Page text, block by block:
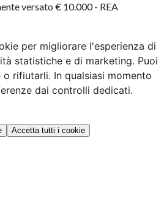
versato € 10.000 - REA
per migliorare l'esperienza di
statistiche e di marketing. Puoi
rifiutarli. In qualsiasi momento
dai controlli dedicati.
Accetta tutti i cookie